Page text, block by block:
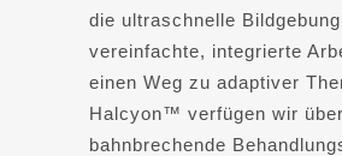
die ultraschnelle
vereinfachte, integrierte
einen Weg zu adaptiver
Halcyon™ verfügen wir
bahnbrechende